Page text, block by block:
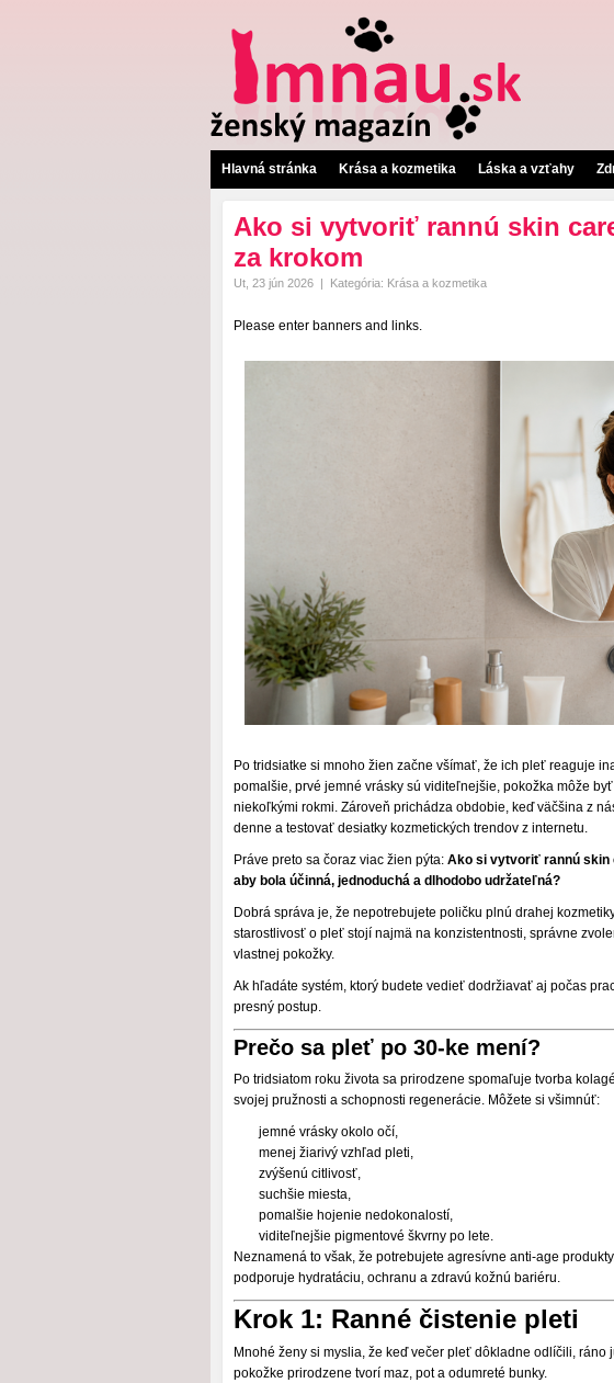
Hlavná stránka Krása a kozmetika Láska a vzťahy
Ako si vytvoriť rannú skin
za krokom
Ut, 23 jún 2026 | Kategória: Krása a kozmetika
Please enter banners and links.
Po tridsiatke si mnoho žien začne všímať, že ich pleť reaguje
pomalšie, prvé jemné vrásky sú viditeľnejšie, pokožka môže
niekoľkými rokmi. Zároveň prichádza obdobie, keď väčšina z
denne a testovať desiatky kozmetických trendov z internetu.
Práve preto sa čoraz viac žien pýta: Ako si vytvoriť rannú skin
aby bola účinná, jednoduchá a dlhodobo udržateľná?
Dobrá správa je, že nepotrebujete poličku plnú drahej
starostlivosť o pleť stojí najmä na konzistentnosti, správne
vlastnej pokožky.
Ak hľadáte systém, ktorý budete vedieť dodržiavať aj počas
presný postup.
Prečo sa pleť po 30-ke mení?
Po tridsiatom roku života sa prirodzene spomaľuje tvorba
svojej pružnosti a schopnosti regenerácie. Môžete si všimnúť:
jemné vrásky okolo očí,
menej žiarivý vzhľad pleti,
zvýšenú citlivosť,
suchšie miesta,
pomalšie hojenie nedokonalostí,
viditeľnejšie pigmentové škvrny po lete.
Neznamená to však, že potrebujete agresívne anti-age
podporuje hydratáciu, ochranu a zdravú kožnú bariéru.
Krok 1: Ranné čistenie pleti
Mnohé ženy si myslia, že keď večer pleť dôkladne odlíčili,
pokožke prirodzene tvorí maz, pot a odumreté bunky.